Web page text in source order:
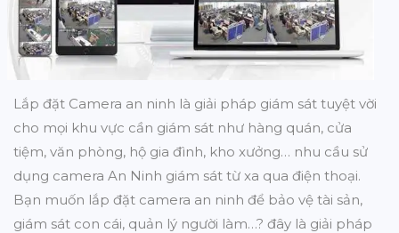
Lắp đặt Camera an ninh là giải pháp giám sát tuyệt vời
cho mọi khu vực cần giám sát như hàng quán, cửa
tiệm, văn phòng, hộ gia đình, kho xưởng… nhu cầu sử
dụng camera An Ninh giám sát từ xa qua điện thoại.
Bạn muốn lắp đặt camera an ninh để bảo vệ tài sản,
giám sát con cái, quản lý người làm…? đây là giải pháp